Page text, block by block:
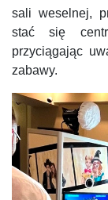
sali weselnej,
stać się
przyciągając
zabawy.